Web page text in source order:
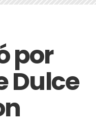
por
Dulce